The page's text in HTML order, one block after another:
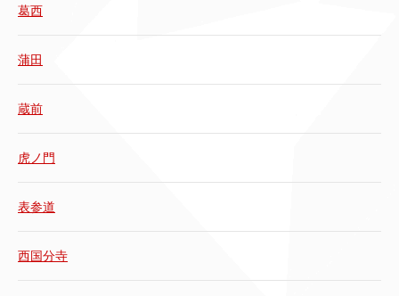
葛西
蒲田
蔵前
虎ノ門
表参道
西国分寺